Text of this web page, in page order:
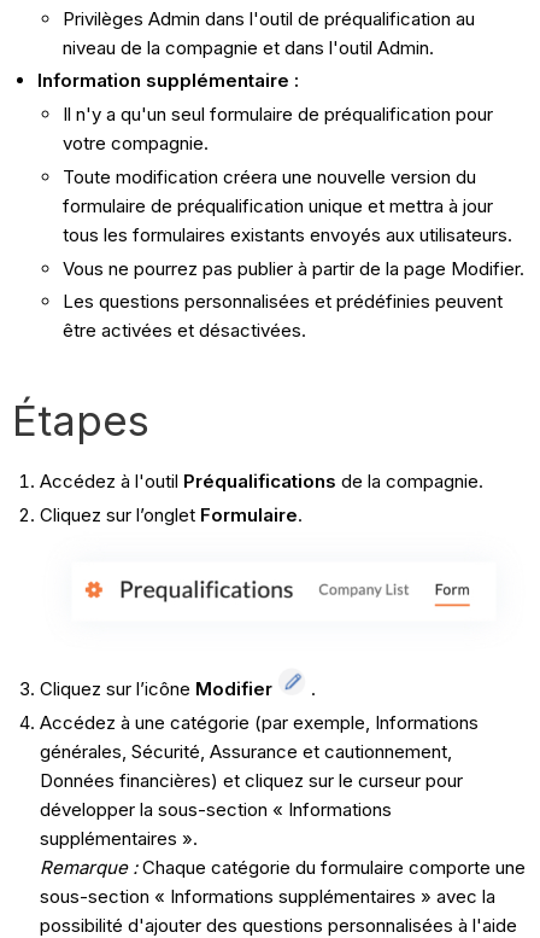
Privilèges Admin dans l'outil de préqualification au
niveau de la compagnie et dans l'outil Admin.
Information supplémentaire :
Il n'y a qu'un seul formulaire de préqualification pour
votre compagnie.
Toute modification créera une nouvelle version du
formulaire de préqualification unique et mettra à jour
tous les formulaires existants envoyés aux utilisateurs.
Vous ne pourrez pas publier à partir de la page Modifier.
Les questions personnalisées et prédéfinies peuvent
être activées et désactivées.
Étapes
Accédez à l'outil Préqualifications de la compagnie.
Cliquez sur l’onglet Formulaire.
Cliquez sur l’icône Modifier
.
Accédez à une catégorie (par exemple, Informations
générales, Sécurité, Assurance et cautionnement,
Données financières) et cliquez sur le curseur pour
développer la sous-section « Informations
supplémentaires ».
Remarque :Chaque catégorie du formulaire comporte une
sous-section « Informations supplémentaires » avec la
possibilité d'ajouter des questions personnalisées à l'aide